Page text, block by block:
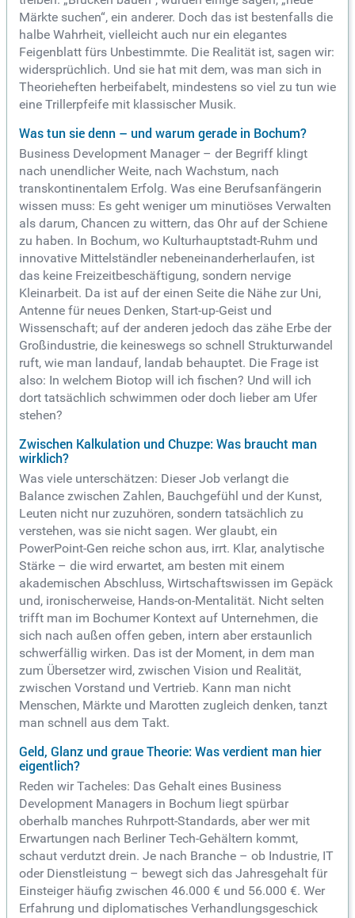
Märkte suchen“, ein anderer. Doch das ist bestenfalls die
halbe Wahrheit, vielleicht auch nur ein elegantes
Feigenblatt fürs Unbestimmte. Die Realität ist, sagen wir:
widersprüchlich. Und sie hat mit dem, was man sich in
Theorieheften herbeifabelt, mindestens so viel zu tun wie
eine Trillerpfeife mit klassischer Musik.
Was tun sie denn – und warum gerade in Bochum?
Business Development Manager – der Begriff klingt
nach unendlicher Weite, nach Wachstum, nach
transkontinentalem Erfolg. Was eine Berufsanfängerin
wissen muss: Es geht weniger um minutiöses Verwalten
als darum, Chancen zu wittern, das Ohr auf der Schiene
zu haben. In Bochum, wo Kulturhauptstadt-Ruhm und
innovative Mittelständler nebeneinanderherlaufen, ist
das keine Freizeitbeschäftigung, sondern nervige
Kleinarbeit. Da ist auf der einen Seite die Nähe zur Uni,
Antenne für neues Denken, Start-up-Geist und
Wissenschaft; auf der anderen jedoch das zähe Erbe der
Großindustrie, die keineswegs so schnell Strukturwandel
ruft, wie man landauf, landab behauptet. Die Frage ist
also: In welchem Biotop will ich fischen? Und will ich
dort tatsächlich schwimmen oder doch lieber am Ufer
stehen?
Zwischen Kalkulation und Chuzpe: Was braucht man
wirklich?
Was viele unterschätzen: Dieser Job verlangt die
Balance zwischen Zahlen, Bauchgefühl und der Kunst,
Leuten nicht nur zuzuhören, sondern tatsächlich zu
verstehen, was sie nicht sagen. Wer glaubt, ein
PowerPoint-Gen reiche schon aus, irrt. Klar, analytische
Stärke – die wird erwartet, am besten mit einem
akademischen Abschluss, Wirtschaftswissen im Gepäck
und, ironischerweise, Hands-on-Mentalität. Nicht selten
trifft man im Bochumer Kontext auf Unternehmen, die
sich nach außen offen geben, intern aber erstaunlich
schwerfällig wirken. Das ist der Moment, in dem man
zum Übersetzer wird, zwischen Vision und Realität,
zwischen Vorstand und Vertrieb. Kann man nicht
Menschen, Märkte und Marotten zugleich denken, tanzt
man schnell aus dem Takt.
Geld, Glanz und graue Theorie: Was verdient man hier
eigentlich?
Reden wir Tacheles: Das Gehalt eines Business
Development Managers in Bochum liegt spürbar
oberhalb manches Ruhrpott-Standards, aber wer mit
Erwartungen nach Berliner Tech-Gehältern kommt,
schaut verdutzt drein. Je nach Branche – ob Industrie, IT
oder Dienstleistung – bewegt sich das Jahresgehalt für
Einsteiger häufig zwischen 46.000 € und 56.000 €. Wer
Erfahrung und diplomatisches Verhandlungsgeschick